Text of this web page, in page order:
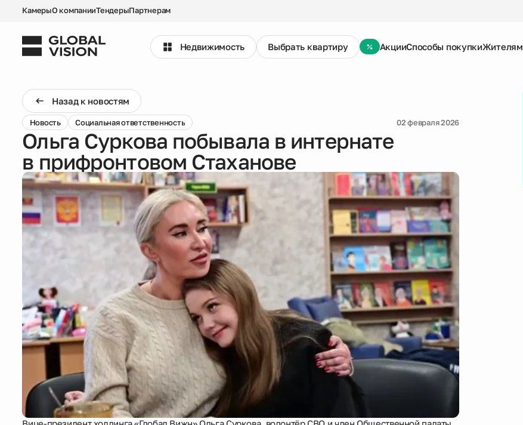
КамерыО компанииТендерыПартнерам
Недвижимость Выбрать квартиру АкцииСпособы покупкиЖителям
Проекты
Недвижимость
Коммерция
Кладовые
Новости
О компании
Жителям
Камеры
Назад к новостям
Новость Социальная ответственность 02 февраля 2026
Ольга Суркова побывала в интернате
в прифронтовом Стаханове